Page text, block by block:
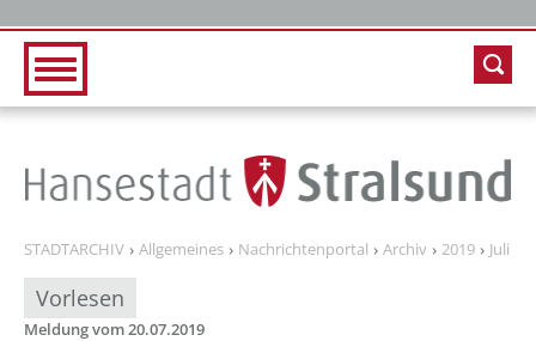
STADTARCHIV Allgemeines Nachrichtenportal Archiv 2019 Juli
Vorlesen
Meldung vom 20.07.2019